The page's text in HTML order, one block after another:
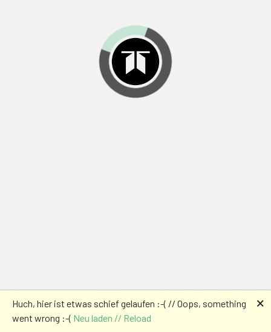
Huch, hier ist etwas schief gelaufen :-( // Oops, something
went wrong :-( Neu laden // Reload
🗙